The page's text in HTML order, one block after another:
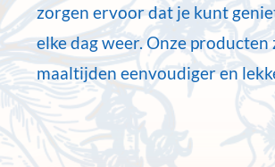
zorgen ervoor dat je kunt
elke dag weer. Onze
maaltijden eenvoudiger en